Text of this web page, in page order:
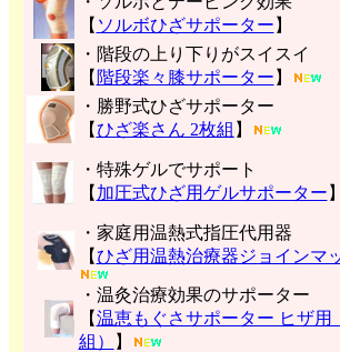
【 ソルボひざサポーター 】
・階段の上り下りがスイスイ
【 階段楽々膝サポーター 】
・勝野式ひざサポーター
【ひざ楽さん 2枚組 】
・特殊ゲルでサポート
【 加圧式ひざ用ゲルサポーター 】
・家庭用温熱式指圧代用器
【ひざ用温熱治療器ジョインマ
・温灸治療効果のサポーター
【温恵もぐさサポーター ヒザ用
組）
】